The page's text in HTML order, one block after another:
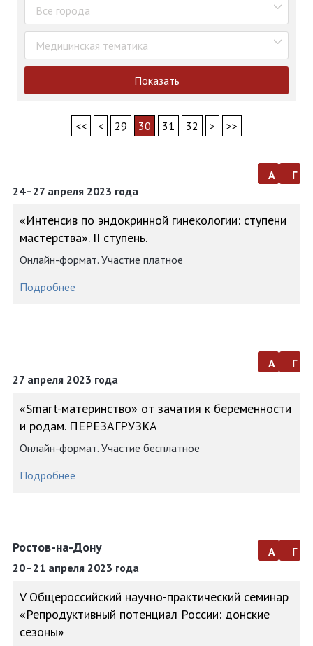
Все города
Медицинская тематика
Показать
<< < 29 30 31 32 > >>
24–27 апреля 2023 года
а г
«Интенсив по эндокринной гинекологии: ступени
мастерства». II ступень.
Онлайн-формат. Участие платное
Подробнее
27 апреля 2023 года
а г
«Smart-материнство» от зачатия к беременности
и родам. ПЕРЕЗАГРУЗКА
Онлайн-формат. Участие бесплатное
Подробнее
Ростов-на-Дону
20–21 апреля 2023 года
а г
V Общероссийский научно-практический семинар
«Репродуктивный потенциал России: донские
сезоны»